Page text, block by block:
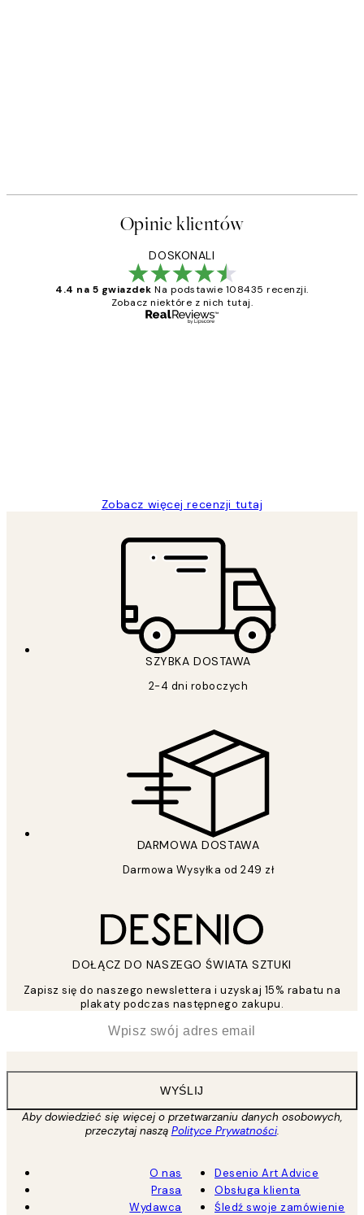
Opinie klientów
DOSKONALI
4.4 na 5 gwiazdek Na podstawie 108435 recenzji.
Zobacz niektóre z nich tutaj.
Zobacz więcej recenzji tutaj
SZYBKA DOSTAWA
2-4 dni roboczych
DARMOWA DOSTAWA
Darmowa Wysyłka od 249 zł
DOŁĄCZ DO NASZEGO ŚWIATA SZTUKI
Zapisz się do naszego newslettera i uzyskaj 15% rabatu na
plakaty podczas następnego zakupu.
WYŚLIJ
Aby dowiedzieć się więcej o przetwarzaniu danych osobowych,
przeczytaj naszą Polityce Prywatności.
O nas
Prasa
Wydawca
Desenio Art Advice
Obsługa klienta
Śledź swoje zamówienie